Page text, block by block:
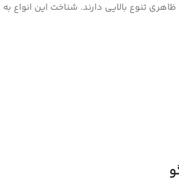
تنوع بالایی دارند. شناخت این انواع